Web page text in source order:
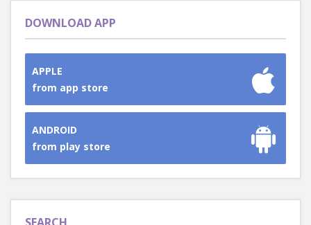
DOWNLOAD APP
APPLE
from app store
ANDROID
from play store